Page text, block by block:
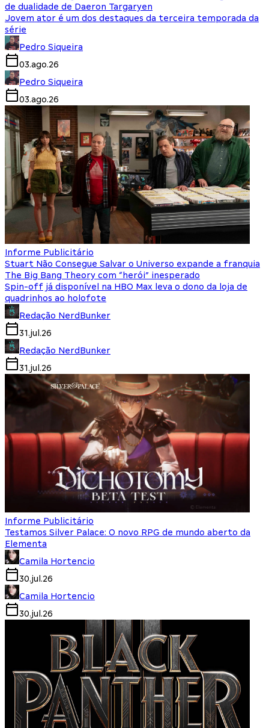
de dualidade de Daeron Targaryen
Jovem ator é um dos destaques da terceira temporada da
série
Pedro Siqueira
03.ago.26
Pedro Siqueira
03.ago.26
Informe Publicitário
Stuart Não Consegue Salvar o Universo expande a franquia
The Big Bang Theory com “herói” inesperado
Spin-off já disponível na HBO Max leva o dono da loja de
quadrinhos ao holofote
Redação NerdBunker
31.jul.26
Redação NerdBunker
31.jul.26
Informe Publicitário
Testamos Silver Palace: O novo RPG de mundo aberto da
Elementa
Camila Hortencio
30.jul.26
Camila Hortencio
30.jul.26